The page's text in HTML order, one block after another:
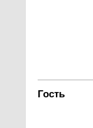
Гость